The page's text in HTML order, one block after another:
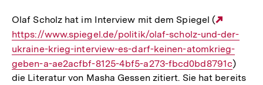
Olaf Scholz hat im Interview mit dem Spiegel (
Link:
https://www.spiegel.de/politik/olaf-scholz-und-der-
ukraine-krieg-interview-es-darf-keinen-atomkrieg-
geben-a-ae2acfbf-8125-4bf5-a273-fbcd0bd8791c)
die Literatur von Masha Gessen zitiert. Sie hat bereits